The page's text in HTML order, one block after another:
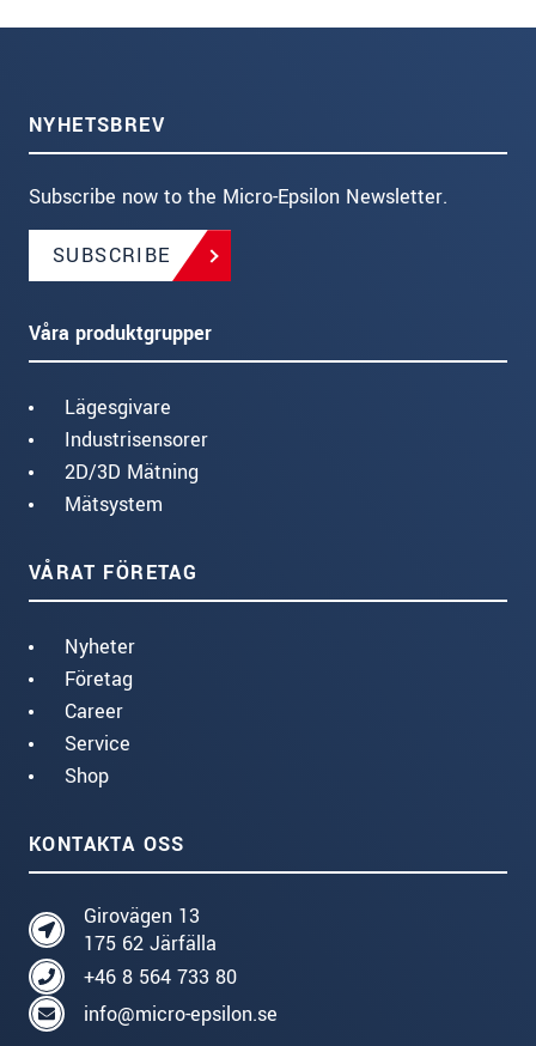
NYHETSBREV
Subscribe now to the Micro-Epsilon Newsletter.
SUBSCRIBE
Våra produktgrupper
Lägesgivare
Industrisensorer
2D/3D Mätning
Mätsystem
VÅRAT FÖRETAG
Nyheter
Företag
Career
Service
Shop
KONTAKTA OSS
Girovägen 13
175 62 Järfälla
+46 8 564 733 80
info@micro-epsilon.se